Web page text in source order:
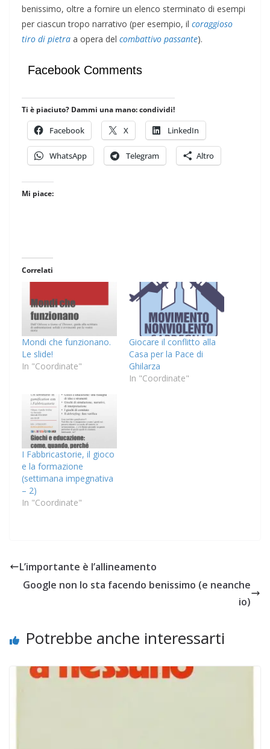
benissimo, oltre a fornire un elenco sterminato di esempi
per ciascun tropo narrativo (per esempio, il coraggioso
tiro di pietra a opera del combattivo passante).
Facebook Comments
Ti è piaciuto? Dammi una mano: condividi!
Facebook X LinkedIn
WhatsApp Telegram Altro
Mi piace:
Correlati
Mondi che funzionano.
Le slide!
In "Coordinate"
Giocare il conflitto alla
Casa per la Pace di
Ghilarza
In "Coordinate"
I Fabbricastorie, il gioco
e la formazione
(settimana impegnativa
– 2)
In "Coordinate"
L’importante è l’allineamento
Google non lo sta facendo benissimo (e neanche
io)
Potrebbe anche interessarti